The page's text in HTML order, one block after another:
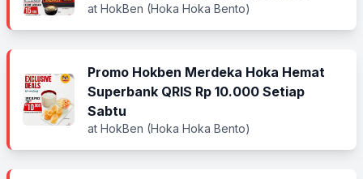
at HokBen (Hoka Hoka Bento)
Promo Hokben Merdeka Hoka Hemat
Superbank QRIS Rp 10.000 Setiap
Sabtu
at HokBen (Hoka Hoka Bento)